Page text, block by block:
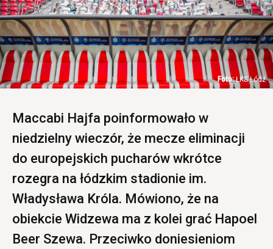
ŁKS Łódź
Maccabi Hajfa poinformowało w
niedzielny wieczór, że mecze eliminacji
do europejskich pucharów wkrótce
rozegra na łódzkim stadionie im.
Władysława Króla. Mówiono, że na
obiekcie Widzewa ma z kolei grać Hapoel
Beer Szewa. Przeciwko doniesieniom